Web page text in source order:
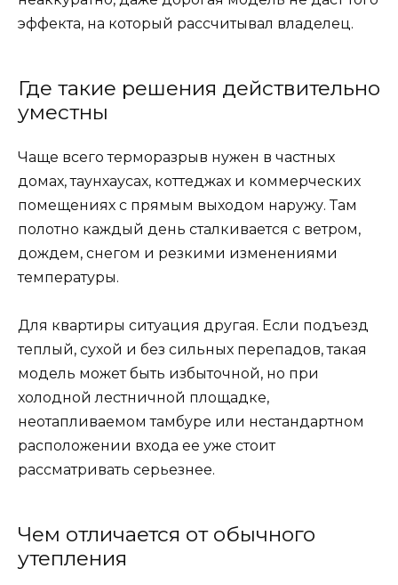
эффекта, на который рассчитывал владелец.
Где такие решения действительно
уместны
Чаще всего терморазрыв нужен в частных
домах, таунхаусах, коттеджах и коммерческих
помещениях с прямым выходом наружу. Там
полотно каждый день сталкивается с ветром,
дождем, снегом и резкими изменениями
температуры.
Для квартиры ситуация другая. Если подъезд
теплый, сухой и без сильных перепадов, такая
модель может быть избыточной, но при
холодной лестничной площадке,
неотапливаемом тамбуре или нестандартном
расположении входа ее уже стоит
рассматривать серьезнее.
Чем отличается от обычного
утепления